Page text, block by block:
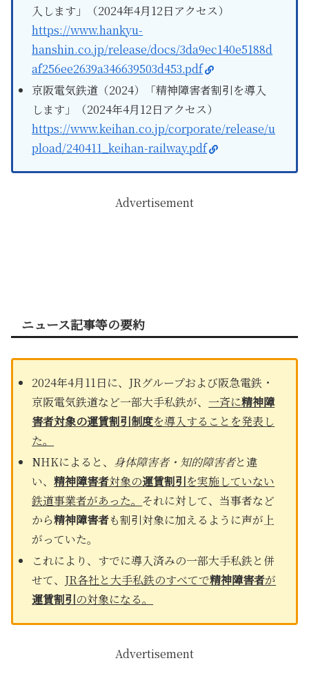
入します」（2024年4月12日アクセス）
https://www.hankyu-
hanshin.co.jp/release/docs/3da9ec140e5188d
af256ee2639a346639503d453.pdf
京阪電気鉄道（2024）「精神障害者割引を導入
します」（2024年4月12日アクセス）
https://www.keihan.co.jp/corporate/release/u
pload/240411_keihan-railway.pdf
Advertisement
ニュース記事等の要約
2024年4月11日に、JRグループおよび阪急電鉄・
京阪電気鉄道など一部大手私鉄が、 一斉に精神障
害者対象の運賃割引制度を導入することを発表し
た。
NHKによると、 身体障害者・知的障害者と違
い、精神障害者対象の運賃割引を実施していない
鉄道事業者があった。 それに対して、当事者など
から精神障害者も割引対象に加えるように声が上
がっていた。
これにより、すでに導入済みの一部大手私鉄と併
せて、 JR各社と大手私鉄のすべてで精神障害者が
運賃割引の対象になる。
Advertisement